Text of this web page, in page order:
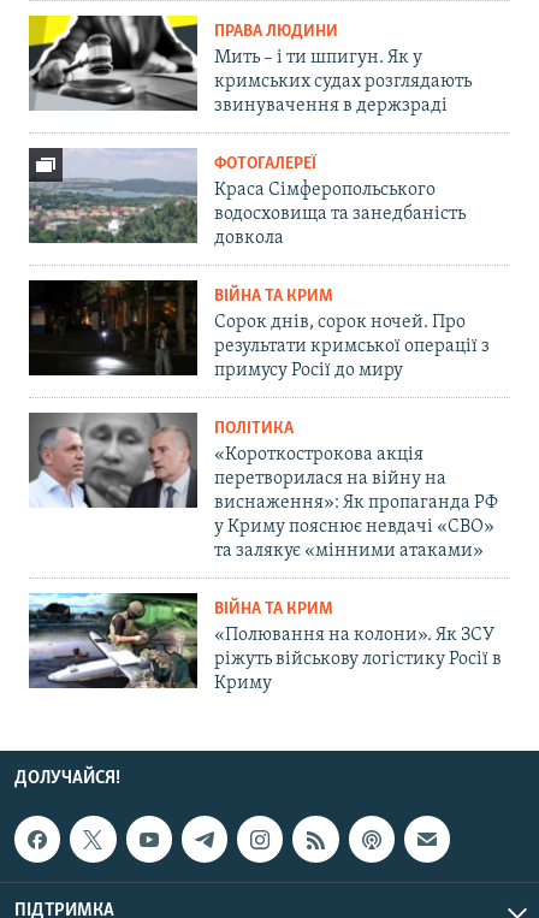
ПРАВА ЛЮДИНИ
Мить – і ти шпигун. Як у
кримських судах розглядають
звинувачення в держзраді
ФОТОГАЛЕРЕЇ
Краса Сімферопольського
водосховища та занедбаність
довкола
ВІЙНА ТА КРИМ
Сорок днів, сорок ночей. Про
результати кримської операції з
примусу Росії до миру
ПОЛІТИКА
«Короткострокова акція
перетворилася на війну на
виснаження»: Як пропаганда РФ
у Криму пояснює невдачі «СВО»
та залякує «мінними атаками»
ВІЙНА ТА КРИМ
«Полювання на колони». Як ЗСУ
ріжуть військову логістику Росії в
Криму
ДОЛУЧАЙСЯ!
ПІДТРИМКА